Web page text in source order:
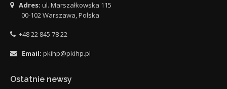
Adres: ul. Marszałkowska 115
00-102 Warszawa, Polska
+48 22 845 78 22
Email: pkihp@pkihp.pl
Ostatnie newsy